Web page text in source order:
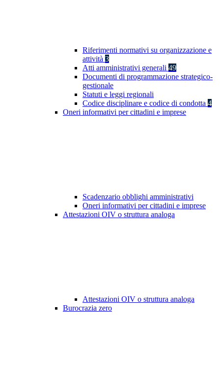
Riferimenti normativi su organizzazione e
attività 3
Atti amministrativi generali 49
Documenti di programmazione strategico-
gestionale
Statuti e leggi regionali
Codice disciplinare e codice di condotta 4
Oneri informativi per cittadini e imprese
Scadenzario obblighi amministrativi
Oneri informativi per cittadini e imprese
Attestazioni OIV o struttura analoga
Attestazioni OIV o struttura analoga
Burocrazia zero